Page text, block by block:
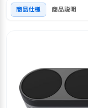
商品仕様 商品説明